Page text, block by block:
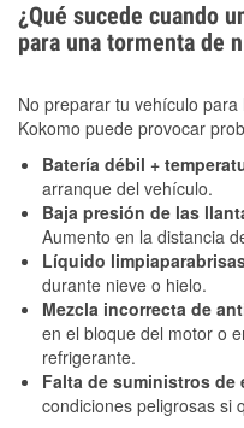
¿Qué sucede cuando
para una tormenta de
No preparar tu vehículo
Kokomo puede provocar
Batería débil +
arranque del vehículo.
Baja presión de las
Aumento en la distancia
Líquido
durante nieve o hielo.
Mezcla incorrecta de
en el bloque del motor o
refrigerante.
Falta de suministros de
condiciones peligrosas si